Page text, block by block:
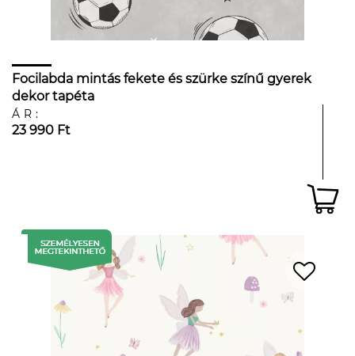
Focilabda mintás fekete és szürke színű gyerek
dekor tapéta
ÁR:
23 990 Ft